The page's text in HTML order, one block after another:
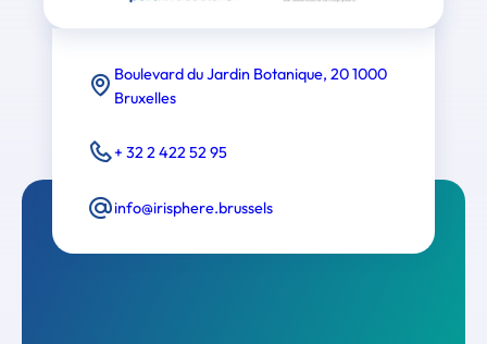
Boulevard du Jardin Botanique, 20 1000
Bruxelles
+ 32 2 422 52 95
info@irisphere.brussels